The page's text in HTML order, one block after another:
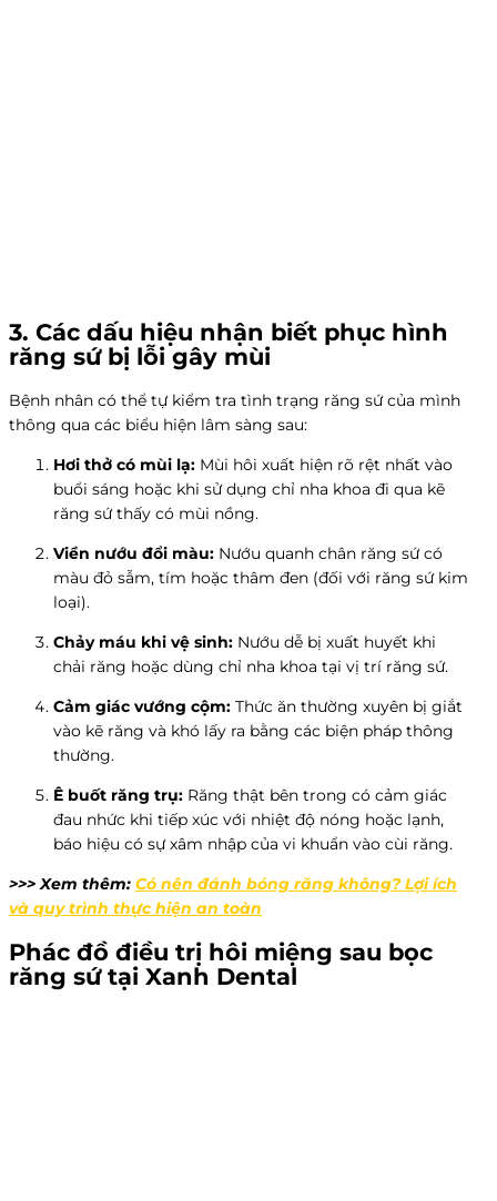
3. Các dấu hiệu nhận biết phục hình
răng sứ bị lỗi gây mùi
Bệnh nhân có thể tự kiểm tra tình trạng răng sứ của mình
thông qua các biểu hiện lâm sàng sau:
Hơi thở có mùi lạ: Mùi hôi xuất hiện rõ rệt nhất vào
buổi sáng hoặc khi sử dụng chỉ nha khoa đi qua kẽ
răng sứ thấy có mùi nồng.
Viền nướu đổi màu: Nướu quanh chân răng sứ có
màu đỏ sẫm, tím hoặc thâm đen (đối với răng sứ kim
loại).
Chảy máu khi vệ sinh: Nướu dễ bị xuất huyết khi
chải răng hoặc dùng chỉ nha khoa tại vị trí răng sứ.
Cảm giác vướng cộm: Thức ăn thường xuyên bị giắt
vào kẽ răng và khó lấy ra bằng các biện pháp thông
thường.
Ê buốt răng trụ: Răng thật bên trong có cảm giác
đau nhức khi tiếp xúc với nhiệt độ nóng hoặc lạnh,
báo hiệu có sự xâm nhập của vi khuẩn vào cùi răng.
>>> Xem thêm: Có nên đánh bóng răng không? Lợi ích
và quy trình thực hiện an toàn
Phác đồ điều trị hôi miệng sau bọc
răng sứ tại Xanh Dental